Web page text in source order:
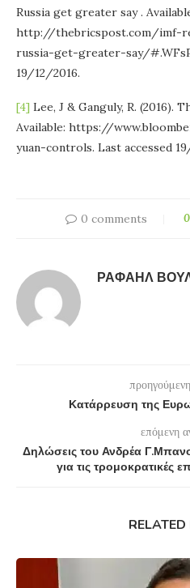
Russia get greater say .
http://thebricspost.com/imf-
russia-get-greater-say/
19/12/2016.
[4] Lee, J & Ganguly, R. (2016).
Available: https://
yuan-controls. Last accessed
0 comments 0
ΡΑΦΑΉΛ
Κατάρρευση της
επόμενη
Δηλώσεις του Ανδρέα
για τις τρομοκρατικές